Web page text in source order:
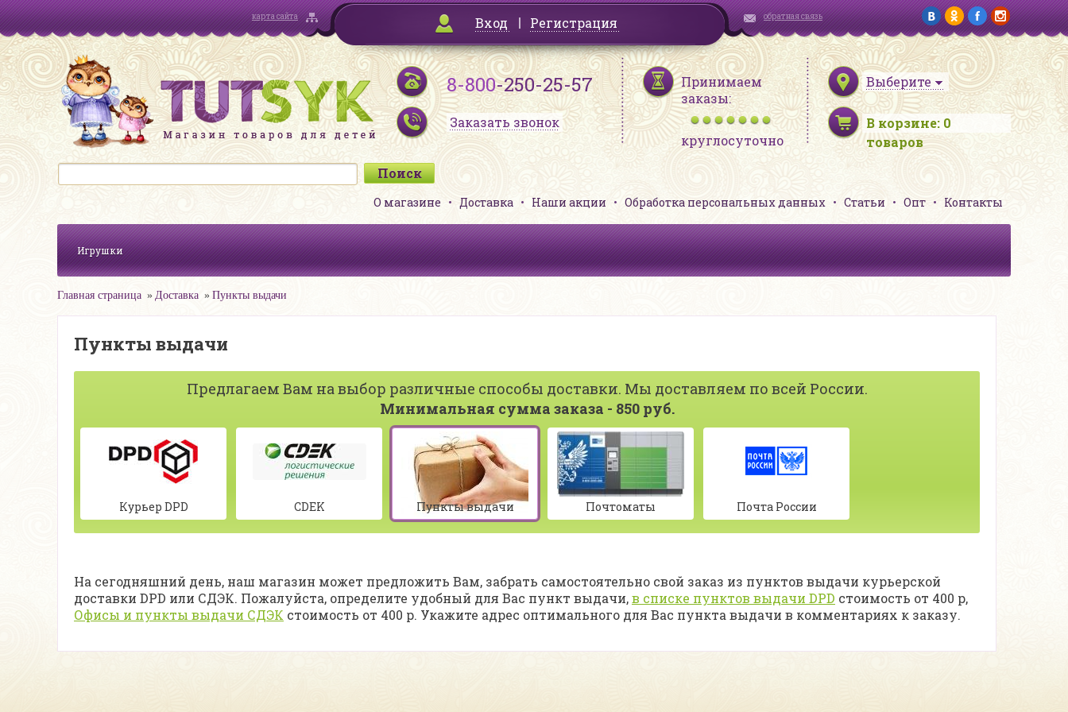
карта сайта Вход Регистрация обратная связь
8-800-250-25-57
Заказать звонок
Принимаем
заказы:
круглосуточно
Выберите
В корзине: 0
товаров
О магазине Доставка Наши акции Обработка персональных данных Статьи Опт Контакты
Игрушки
Главная страница Доставка Пункты выдачи
Пункты выдачи
Предлагаем Вам на выбор различные способы доставки. Мы доставляем по всей России.
Минимальная сумма заказа - 850 руб.
Курьер DPD CDEK Пункты выдачи Почтоматы Почта России
На сегодняшний день, наш магазин может предложить Вам, забрать самостоятельно свой заказ из пунктов выдачи курьерской
доставки DPD или СДЭК. Пожалуйста, определите удобный для Вас пункт выдачи,в списке пунктов выдачи DPD стоимость от 400 р,
Офисы и пункты выдачи СДЭК стоимость от 400 р. Укажите адрес оптимального для Вас пункта выдачи в комментариях к заказу.